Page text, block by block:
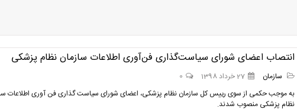
انتصاب اعضای شورای سیاست‌گذاری فن‌آوری اطلاعات سازمان نظام پزشکی
سازمان 27 خرداد 1398
0
به موجب حکمی از سوی رییس کل سازمان نظام پزشکی، اعضای شورای سیاست گذاری فن آوری اطلاعات
نظام پزشکی منصوب شدند.